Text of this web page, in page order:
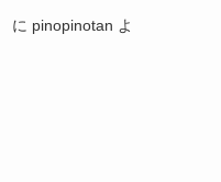
に pinopinotan よ